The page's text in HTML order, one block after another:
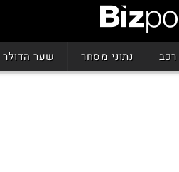
רכב נתוני מסחר שער הדולר